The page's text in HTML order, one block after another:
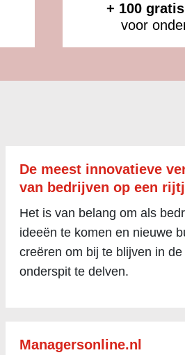
+ 100 gratis
voor
De meest innovatieve
van bedrijven op een
Het is van belang om als
ideeën te komen en nieuwe
creëren om bij te blijven in
onderspit te delven.
Managersonline.nl